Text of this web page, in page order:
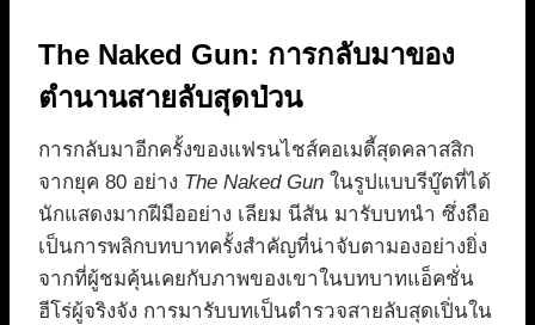
The Naked Gun: การกลับมาของ
ตำนานสายลับสุดป่วน
การกลับมาอีกครั้งของแฟรนไชส์คอเมดี้สุดคลาสสิก
จากยุค 80 อย่าง The Naked Gun ในรูปแบบรีบู๊ตที่ได้
นักแสดงมากฝีมืออย่าง เลียม นีสัน มารับบทนำ ซึ่งถือ
เป็นการพลิกบทบาทครั้งสำคัญที่น่าจับตามองอย่างยิ่ง
จากที่ผู้ชมคุ้นเคยกับภาพของเขาในบทบาทแอ็คชั่น
ฮีโร่ผู้จริงจัง การมารับบทเป็นตำรวจสายลับสุดเปิ่นใน